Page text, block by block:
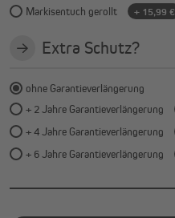
Markisentuch gerollt
+ 15,99 €
Extra Schutz?
ohne Garantieverlängerung
+ 2 Jahre Garantieverlängerung
+ 4 Jahre Garantieverlängerung
+ 6 Jahre Garantieverlängerung